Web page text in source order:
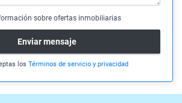
sobre ofertas inmobiliarias
Enviar mensaje
los Términos de servicio y privacidad